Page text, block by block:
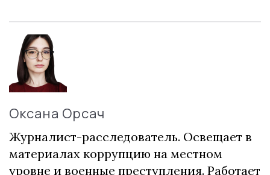
Оксана Орсач
Журналист-расследователь. Освещает в
материалах коррупцию на местном
уровне и военные преступления. Работает